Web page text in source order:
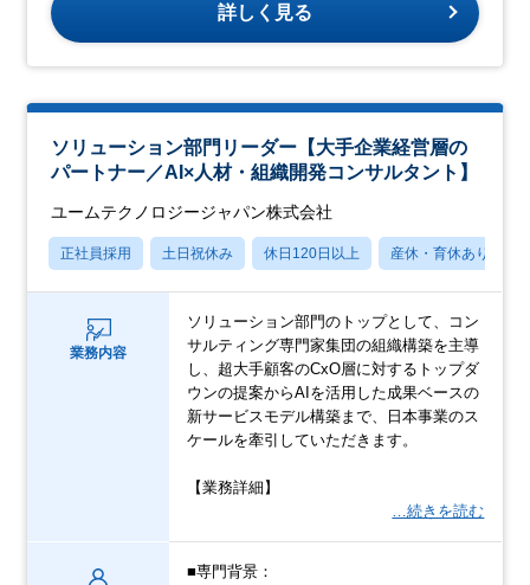
詳しく見る
ソリューション部門リーダー【大手企業経営層の
パートナー／AI×人材・組織開発コンサルタント】
ユームテクノロジージャパン株式会社
正社員採用 土日祝休み 休日120日以上 産休・育休あり
業務内容
ソリューション部門のトップとして、コン
サルティング専門家集団の組織構築を主導
し、超大手顧客のCxO層に対するトップダ
ウンの提案からAIを活用した成果ベースの
新サービスモデル構築まで、日本事業のス
ケールを牽引していただきます。
【業務詳細】
…続きを読む
■専門背景：